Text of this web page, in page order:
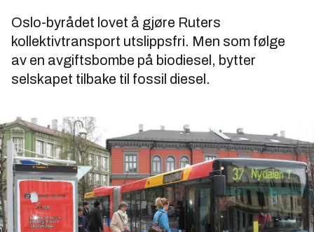
Oslo-byrådet lovet å gjøre Ruters
kollektivtransport utslippsfri. Men som følge
av en avgiftsbombe på biodiesel, bytter
selskapet tilbake til fossil diesel.